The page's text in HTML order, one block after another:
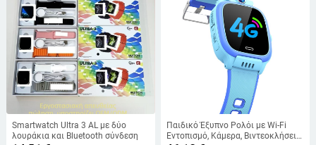
Smartwatch Ultra 3 AL με δύο
λουράκια και Bluetooth σύνδεση
Παιδικό Έξυπνο Ρολόι με Wi-Fi
Εντοπισμό, Κάμερα, Βιντεοκλήσεις,